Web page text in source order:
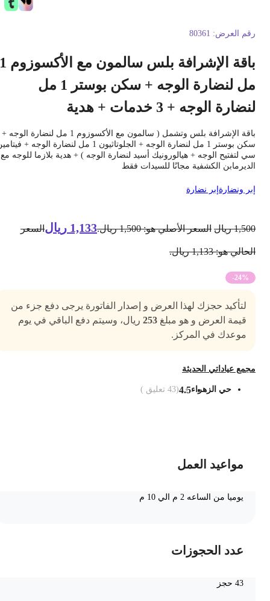
العرض: 80361
باقة الإشرافة بلس سالمون مع الأكسوزوم 1
مل لنضارة الوجه + سكن بوستر 1 مل
الوجه + 3 خدمات + هدية
باقة الإشرافة بلس وتشمل ( سالمون مع الأكسوزوم 1 مل لنضارة الوجه +
سكن بوستر 1 مل لنضارة الوجه + الجلوتاثيون 1 مل لنضارة الوجه + فيتامين
لتفتيح الوجه + هيالورونيك أسيد لنضارة الوجه ) + هدية بلازما للوجه مع
الكشفية مجانًا للسيدات فقط
ونضارةإبر نضارة
ريال السعر الأصلي هو: 1,500 ريال. 1,133 ريال السعر
هو: 1,133 ريال.
-24%
لتأكيد حجزك لهذا العرض و إصدار الفاتورة يرجى دفع جزء من
قيمة العرض و هو مبلغ253 ريال، وسيتم دفع الباقي في يوم
موعدك في المركز.
عياداتي الحديثة
حي الزهراء 4.5
(
43تعليق )
مواعيد العمل
يوميا من الساعه 2 م الي 10 م
عدد الحجوزات